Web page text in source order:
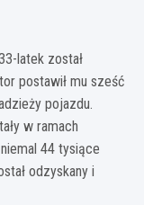
latek został
postawił mu sześć
pojazdu.
w ramach
44 tysiące
odzyskany i